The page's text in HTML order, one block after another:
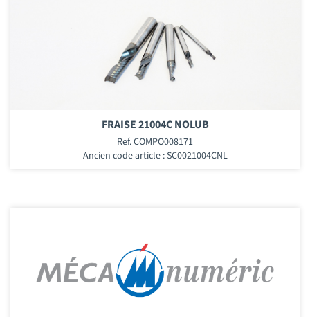
FRAISE 21004C NOLUB
Ref. COMPO008171
Ancien code article : SC0021004CNL